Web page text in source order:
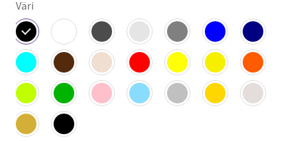
Väri